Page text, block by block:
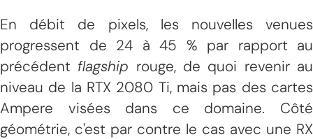
En débit de pixels, les nouvelles venues
progressent de 24 à 45 % par rapport au
précédent flagship rouge, de quoi revenir au
niveau de la RTX 2080 Ti, mais pas des cartes
Ampere visées dans ce domaine. Côté
géométrie, c'est par contre le cas avec une RX